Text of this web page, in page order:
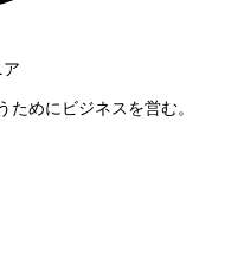
めにビジネスを営む。